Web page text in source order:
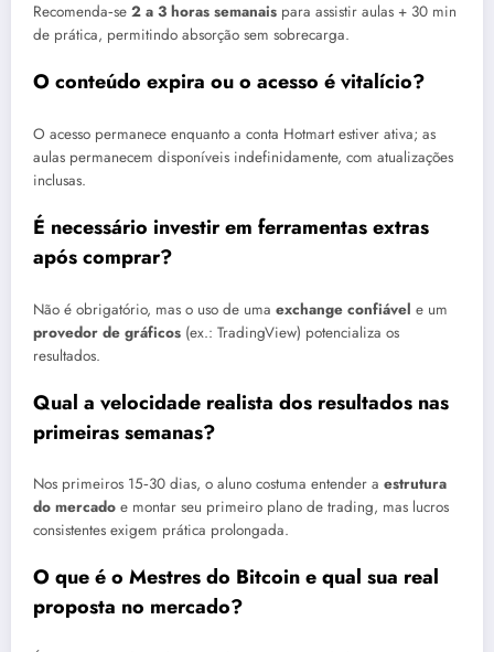
Recomenda‑se 2 a 3 horas semanais para assistir aulas + 30 min
de prática, permitindo absorção sem sobrecarga.
O conteúdo expira ou o acesso é vitalício?
O acesso permanece enquanto a conta Hotmart estiver ativa; as
aulas permanecem disponíveis indefinidamente, com atualizações
inclusas.
É necessário investir em ferramentas extras
após comprar?
Não é obrigatório, mas o uso de uma exchange confiável e um
provedor de gráficos (ex.: TradingView) potencializa os
resultados.
Qual a velocidade realista dos resultados nas
primeiras semanas?
Nos primeiros 15‑30 dias, o aluno costuma entender a estrutura
do mercado e montar seu primeiro plano de trading, mas lucros
consistentes exigem prática prolongada.
O que é o Mestres do Bitcoin e qual sua real
proposta no mercado?